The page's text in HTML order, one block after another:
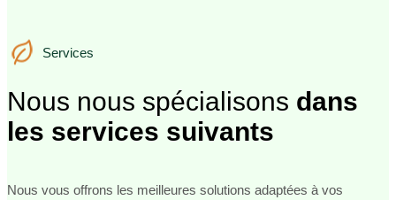
Services
Services
Nous nous spécialisons dans
les services suivants
Nous vous offrons les meilleures solutions adaptées à vos